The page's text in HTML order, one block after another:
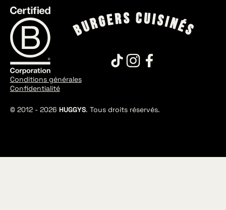
© 2012 - 2026 HUGGYS. Tous droits réservés.
Conditions générales
Confidentialité